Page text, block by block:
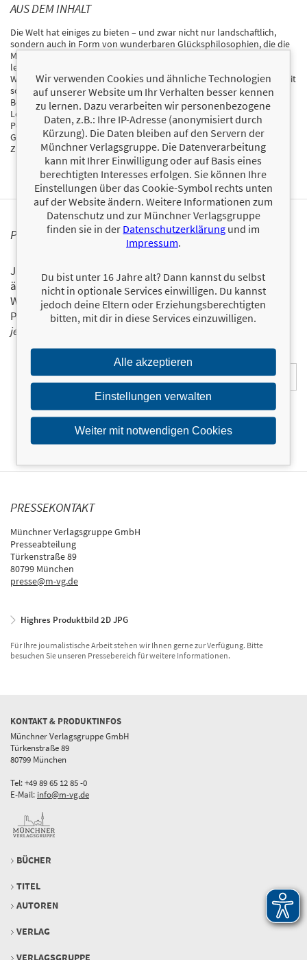
AUS DEM INHALT
Die Welt hat einiges zu bieten – und zwar nicht nur landschaftlich,
sondern auch in Form von wunderbaren Glücksphilosophien, die die
Menschen Gelassenheit, Ruhe, positives Denken und Lebensfreude
lehren. Dieses liebevoll gestaltete Kartenset vereint 55 dieser
Weisheiten, darunter beispielsweise die dänische Hygge-Gemütlichkeit
sowie die japanische Ikigai-Erfüllung. Jede Karte bietet neben der
Beschreibung einer Philosophie praktische Impulse, wie diese ins
Leben eingebunden werden kann. Ob Übungen, Rituale,
Perspektivwechsel oder Gedankenspiele: Mit diesen
Glückswegweisern geht es Schritt für Schritt in ein Leben voller
Zufriedenheit!
PERSONALISIERTE PRODUKTINFORMATIONEN
Ja, ich will über interessante Neuerscheinungen und
ähnliche Produkte informiert werden.
Wir halten Sie per E-Mail auf dem aktuellen Stand über das
Programm der Münchner Verlagsgruppe.Tragen Sie sich
jetzt ein!
PRESSEKONTAKT
Münchner Verlagsgruppe GmbH
Presseabteilung
Türkenstraße 89
80799 München
presse@m-vg.de
Highres Produktbild 2D JPG
Für Ihre journalistische Arbeit stehen wir Ihnen gerne zur Verfügung. Bitte
besuchen Sie unseren Pressebereich für weitere Informationen.
KONTAKT & PRODUKTINFOS
Münchner Verlagsgruppe GmbH
Türkenstraße 89
80799 München
Tel: +49 89 65 12 85 -0
E-Mail: info@m-vg.de
BÜCHER
TITEL
AUTOREN
VERLAG
VERLAGSGRUPPE
Wir verwenden Cookies und ähnliche Technologien
auf unserer Website um Ihr Verhalten besser kennen
zu lernen. Dazu verarbeiten wir personenbezogene
Daten, z.B.: Ihre IP-Adresse (anonymisiert durch
Kürzung). Die Daten bleiben auf den Servern der
Münchner Verlagsgruppe. Die Datenverarbeitung
kann mit Ihrer Einwilligung oder auf Basis eines
berechtigten Interesses erfolgen. Sie können Ihre
Einstellungen über das Cookie-Symbol rechts unten
auf der Website ändern. Weitere Informationen zum
Datenschutz und zur Münchner Verlagsgruppe
finden sie in der Datenschutzerklärung und im
Impressum.
Du bist unter 16 Jahre alt? Dann kannst du selbst
nicht in optionale Services einwilligen. Du kannst
jedoch deine Eltern oder Erziehungsberechtigten
bitten, mit dir in diese Services einzuwilligen.
Alle akzeptieren
Einstellungen verwalten
Weiter mit notwendigen Cookies